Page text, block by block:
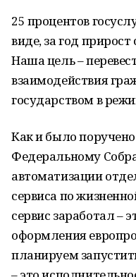
25 процентов
виде, за год
Наша цель –
взаимодействия
государством в
Как и было
Федеральному
автоматизации
сервиса по
сервис заработал
оформления
планируем